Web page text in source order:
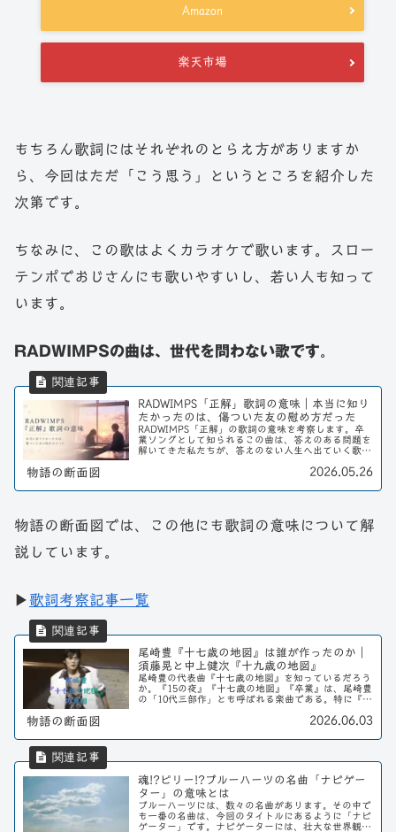
Amazon
楽天市場
もちろん歌詞にはそれぞれのとらえ方がありますか
ら、今回はただ「こう思う」というところを紹介した
次第です。
ちなみに、この歌はよくカラオケで歌います。スロー
テンポでおじさんにも歌いやすいし、若い人も知って
います。
RADWIMPSの曲は、世代を問わない歌です。
RADWIMPS「正解」歌詞の意味｜本当に知り
たかったのは、傷ついた友の慰め方だった
RADWIMPS「正解」の歌詞の意味を考察します。卒
業ソングとして知られるこの曲は、答えのある問題を
解いてきた私たちが、答えのない人生へ出ていく歌で
はなく、傷ついた友の慰め方だったのかもしれませ
物語の断面図 2026.05.26
物語の断面図では、この他にも歌詞の意味について解
説しています。
▶ 歌詞考察記事一覧
尾崎豊『十七歳の地図』は誰が作ったのか｜
須藤晃と中上健次『十九歳の地図』
尾崎豊の代表曲『十七歳の地図』を知っているだろう
か。『15の夜』『十七歳の地図』『卒業』は、尾崎豊
の「10代三部作」とも呼ばれる楽曲である。特に『十
ムのタイトルにもなっており、尾崎豊という存...
物語の断面図 2026.06.03
魂!?ピリー!?ブルーハーツの名曲「ナビゲー
ター」の意味とは
ブルーハーツには、数々の名曲があります。その中で
も一番の名曲は、今回のタイトルにあるように「ナビ
ゲーター」です。ナビゲーターには、壮大な世界観が